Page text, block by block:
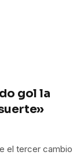
gol la
el tercer cambio